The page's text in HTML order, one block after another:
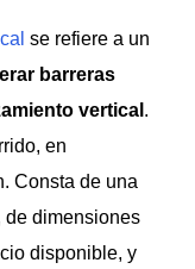
se refiere a un
barreras
vertical .
en
Consta de una
de dimensiones
disponible, y